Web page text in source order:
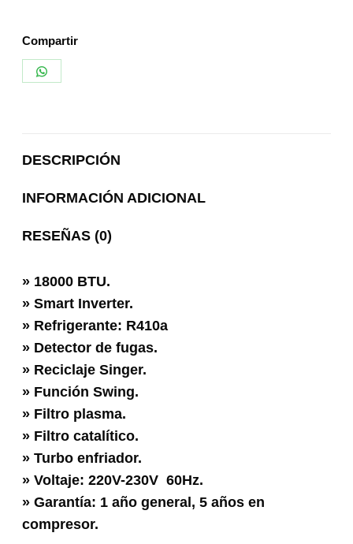
Compartir
DESCRIPCIÓN
INFORMACIÓN ADICIONAL
RESEÑAS (0)
» 18000 BTU.
» Smart Inverter.
» Refrigerante: R410a
» Detector de fugas.
» Reciclaje Singer.
» Función Swing.
» Filtro plasma.
» Filtro catalítico.
» Turbo enfriador.
» Voltaje: 220V-230V 60Hz.
» Garantía: 1 año general, 5 años en
compresor.